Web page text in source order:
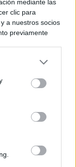
mediante las
clic para
a nuestros socios
previamente
que algún
de
se aplicarán
sitio web o